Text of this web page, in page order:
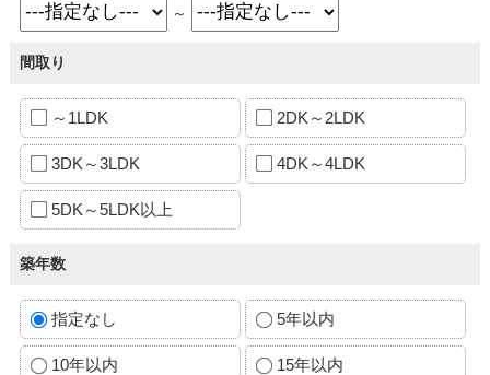
～
間取り
～1LDK 2DK～2LDK
3DK～3LDK 4DK～4LDK
5DK～5LDK以上
築年数
指定なし 5年以内
10年以内 15年以内